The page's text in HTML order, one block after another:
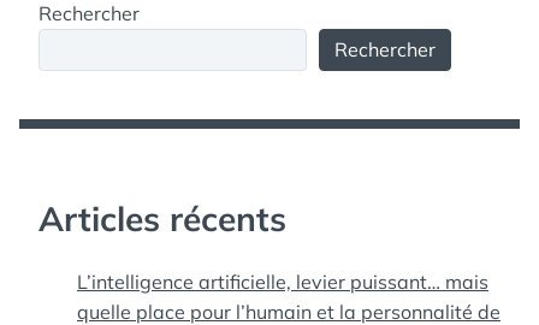
Rechercher
Rechercher
Articles récents
L’intelligence artificielle, levier puissant… mais
quelle place pour l’humain et la personnalité de